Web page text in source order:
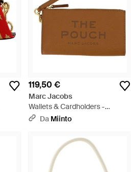
119,50 €
Marc Jacobs
Wallets & Cardholders -
Marrone
Da Miinto